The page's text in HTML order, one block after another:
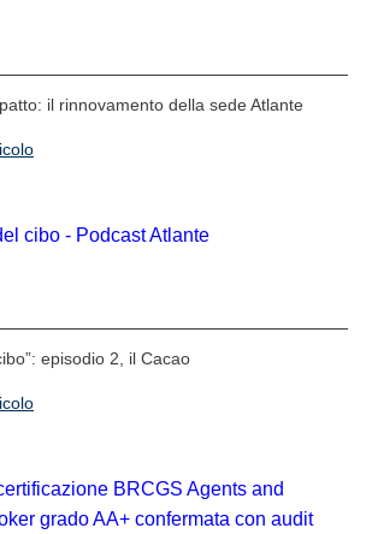
il rinnovamento della sede Atlante
episodio 2, il Cacao